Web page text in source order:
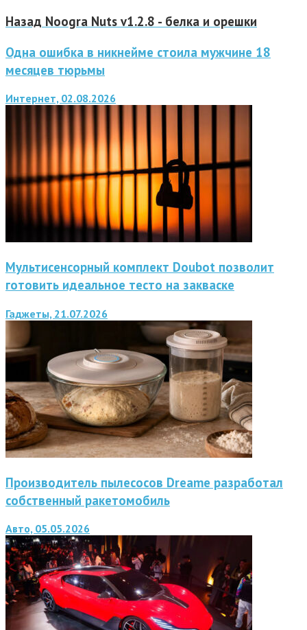
Назад Noogra Nuts v1.2.8 - белка и орешки
Одна ошибка в никнейме стоила мужчине 18
месяцев тюрьмы
Интернет, 02.08.2026
Мультисенсорный комплект Doubot позволит
готовить идеальное тесто на закваске
Гаджеты, 21.07.2026
Производитель пылесосов Dreame разработал
собственный ракетомобиль
Авто, 05.05.2026